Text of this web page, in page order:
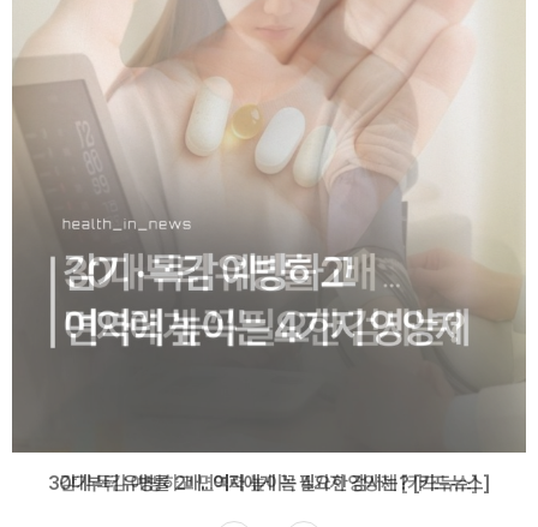
감기·독감 예방하고 면역력 높이는 4가지 영양제 [카드뉴스]